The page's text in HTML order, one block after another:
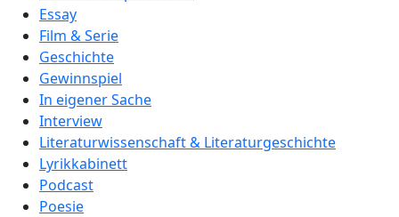
Essay
Film & Serie
Geschichte
Gewinnspiel
In eigener Sache
Interview
Literaturwissenschaft & Literaturgeschichte
Lyrikkabinett
Podcast
Poesie